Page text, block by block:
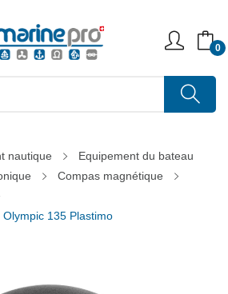
0
nautique
Equipement du bateau
Compas magnétique
135 Plastimo